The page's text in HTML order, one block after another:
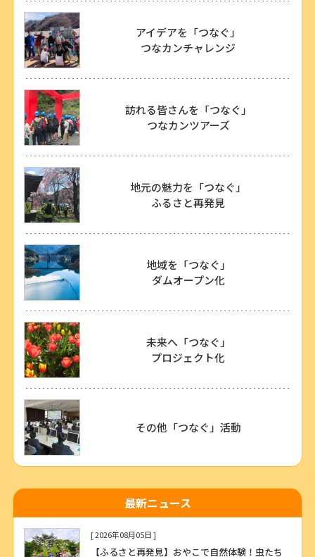
アイデアを「つなぐ」
つなカンチャレンジ
訪れる皆さんを「つなぐ」
つなカンツアーズ
地元の魅力を「つなぐ」
ふるさと再発見
地域を「つなぐ」
ダムオープン化
未来へ「つなぐ」
プロジェクト化
その他「つなぐ」活動
最新ニュース
[ 2026年08月05日 ]
【ふるさと再発見】おやこで自然体験！虫たち